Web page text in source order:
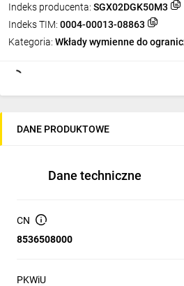
Indeks producenta: SGX02DGK50M3
Indeks TIM: 0004-00013-08863
Kategoria: Wkłady wymienne do
DANE PRODUKTOWE
Dane techniczne
CN
8536508000
PKWiU